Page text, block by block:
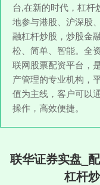
台,在新的时代，杠杆
地参与港股、沪深股
融杠杆炒股，炒股金
松、简单、智能。全
联网股票配资平台，
产管理的专业机构，
值为主线，客户可以
操作，高效便捷。
联华证券实盘_
杠杆